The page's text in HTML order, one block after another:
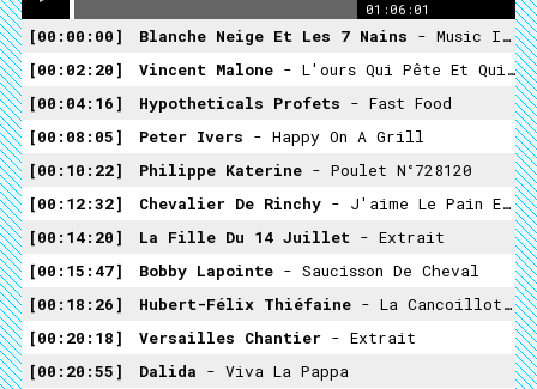
01:06:01
00:00:00 Blanche Neige Et Les 7 Nains - Music In Your Soup
00:02:20
Vincent Malone - L'ours Qui Pête Et Qui Rotte
00:04:16
Hypotheticals Profets - Fast Food
00:08:05
Peter Ivers - Happy On A Grill
00:10:22
Philippe Katerine - Poulet N°728120
00:12:32
Chevalier De Rinchy - J'aime Le Pain Et Le Fromage
00:14:20
La Fille Du 14 Juillet - Extrait
00:15:47
Bobby Lapointe - Saucisson De Cheval
00:18:26
Hubert-Félix Thiéfaine - La Cancoillotte
00:20:18
Versailles Chantier - Extrait
00:20:55
Dalida - Viva La Pappa